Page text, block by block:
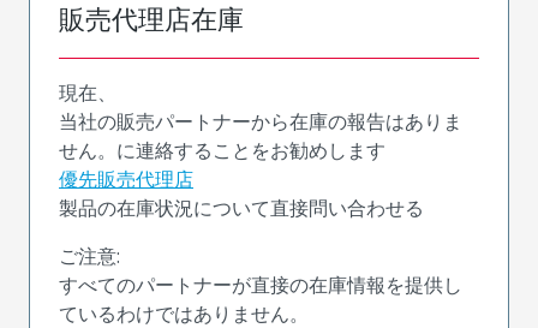
販売代理店在庫
現在、
当社の販売パートナーから在庫の報告はありま
せん。に連絡することをお勧めします
優先販売代理店
製品の在庫状況について直接問い合わせる
ご注意:
すべてのパートナーが直接の在庫情報を提供し
ているわけではありません。